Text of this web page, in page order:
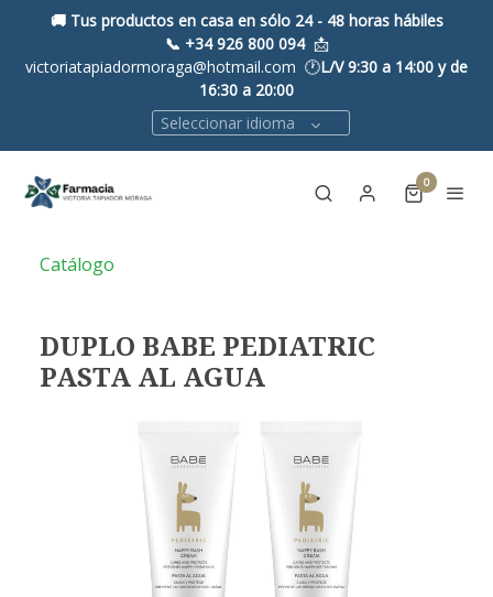
🚚 Tus productos en casa en sólo 24 - 48 horas hábiles
📞 +34 926 800 094 📩
victoriatapiadormoraga@hotmail.com 🕐L/V 9:30 a 14:00 y de
16:30 a 20:00
Seleccionar idioma
0
Catálogo
DUPLO BABE PEDIATRIC
PASTA AL AGUA